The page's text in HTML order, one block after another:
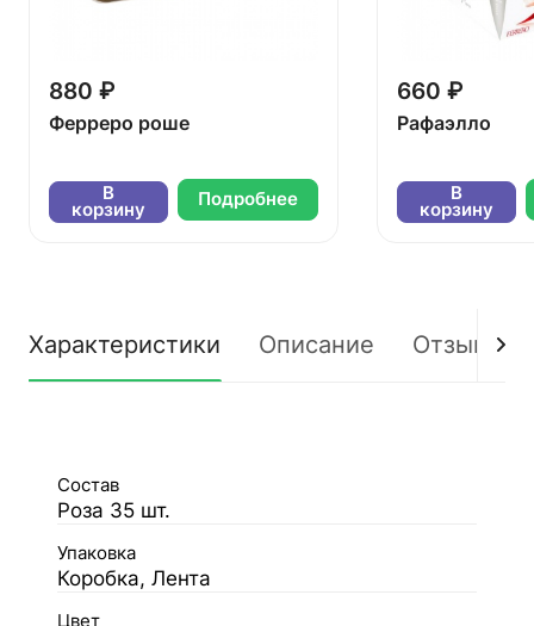
880 ₽
Ферреро роше
В
корзину Подробнее
660 ₽
Рафаэлло
В
корзину
Характеристики Описание Отзывы
Состав
Роза 35 шт.
Упаковка
Коробка, Лента
Цвет